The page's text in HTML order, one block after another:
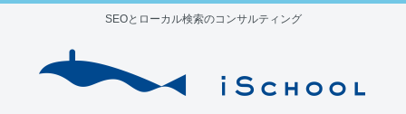
SEOとローカル検索のコンサルティング